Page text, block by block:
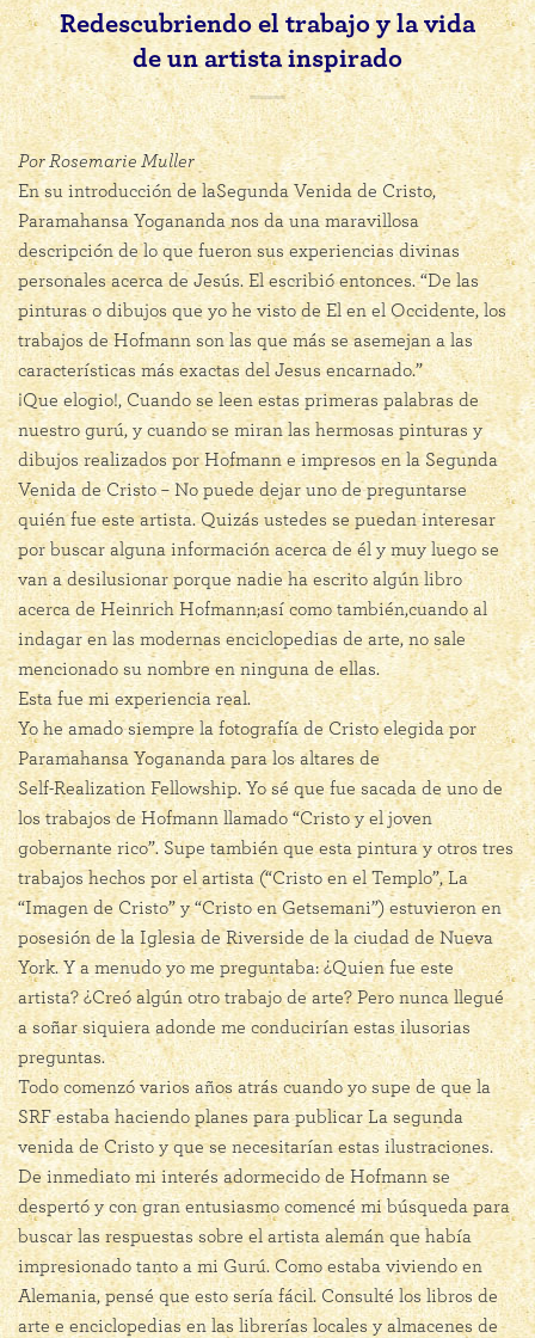
Redescubriendo el trabajo y la vida
de un artista inspirado
Por Rosemarie Muller
En su introducción de laSegunda Venida de Cristo,
Paramahansa Yogananda nos da una maravillosa
descripción de lo que fueron sus experiencias divinas
personales acerca de Jesús. El escribió entonces. “De las
pinturas o dibujos que yo he visto de El en el Occidente, los
trabajos de Hofmann son las que más se asemejan a las
características más exactas del Jesus encarnado.”
¡Que elogio!, Cuando se leen estas primeras palabras de
nuestro gurú, y cuando se miran las hermosas pinturas y
dibujos realizados por Hofmann e impresos en la Segunda
Venida de Cristo – No puede dejar uno de preguntarse
quién fue este artista. Quizás ustedes se puedan interesar
por buscar alguna información acerca de él y muy luego se
van a desilusionar porque nadie ha escrito algún libro
acerca de Heinrich Hofmann;así como también,cuando al
indagar en las modernas enciclopedias de arte, no sale
mencionado su nombre en ninguna de ellas.
Esta fue mi experiencia real.
Yo he amado siempre la fotografía de Cristo elegida por
Paramahansa Yogananda para los altares de
Self-Realization Fellowship. Yo sé que fue sacada de uno de
los trabajos de Hofmann llamado “Cristo y el joven
gobernante rico”. Supe también que esta pintura y otros tres
trabajos hechos por el artista (“Cristo en el Templo”, La
“Imagen de Cristo” y “Cristo en Getsemani”) estuvieron en
posesión de la Iglesia de Riverside de la ciudad de Nueva
York. Y a menudo yo me preguntaba: ¿Quien fue este
artista? ¿Creó algún otro trabajo de arte? Pero nunca llegué
a soñar siquiera adonde me conducirían estas ilusorias
preguntas.
Todo comenzó varios años atrás cuando yo supe de que la
SRF estaba haciendo planes para publicar La segunda
venida de Cristo y que se necesitarían estas ilustraciones.
De inmediato mi interés adormecido de Hofmann se
despertó y con gran entusiasmo comencé mi búsqueda para
buscar las respuestas sobre el artista alemán que había
impresionado tanto a mi Gurú. Como estaba viviendo en
Alemania, pensé que esto sería fácil. Consulté los libros de
arte e enciclopedias en las librerías locales y almacenes de